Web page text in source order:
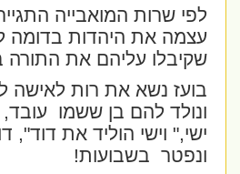
לפי שרות המואבייה
עצמה את היהדות בדומה
שקיבלו עליהם את התורה
בועז נשא את רות לאישה
ונולד להם בן ששמו עובד,
ישי," וישי הוליד את דוד",
ונפטר בשבועות!